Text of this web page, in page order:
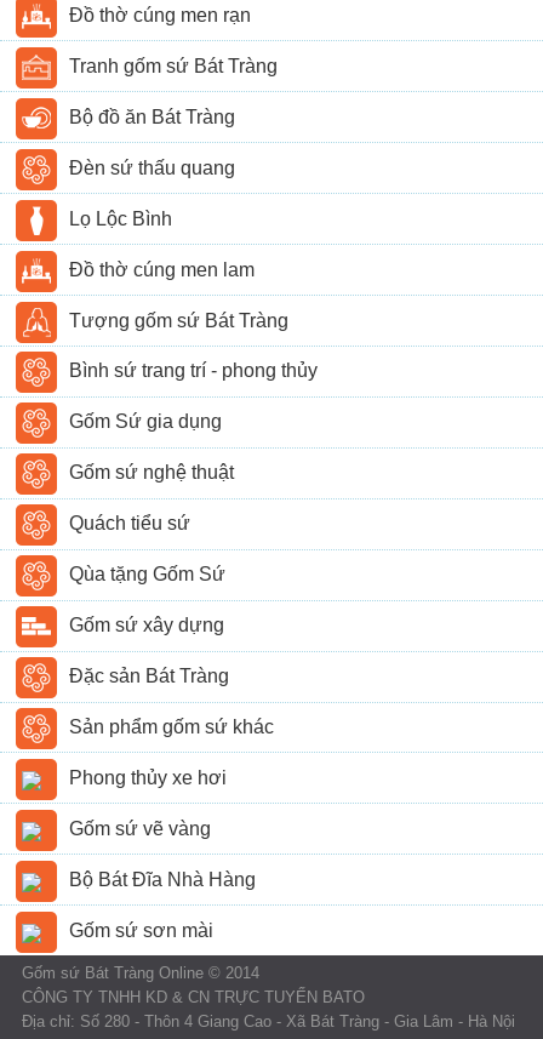
Đồ thờ cúng men rạn
Tranh gốm sứ Bát Tràng
Bộ đồ ăn Bát Tràng
Đèn sứ thấu quang
Lọ Lộc Bình
Đồ thờ cúng men lam
Tượng gốm sứ Bát Tràng
Bình sứ trang trí - phong thủy
Gốm Sứ gia dụng
Gốm sứ nghệ thuật
Quách tiểu sứ
Qùa tặng Gốm Sứ
Gốm sứ xây dựng
Đặc sản Bát Tràng
Sản phẩm gốm sứ khác
Phong thủy xe hơi
Gốm sứ vẽ vàng
Bộ Bát Đĩa Nhà Hàng
Gốm sứ sơn mài
Gốm sứ Bát Tràng Online © 2014
CÔNG TY TNHH KD & CN TRỰC TUYẾN BATO
Địa chỉ: Số 280 - Thôn 4 Giang Cao - Xã Bát Tràng - Gia Lâm - Hà Nội